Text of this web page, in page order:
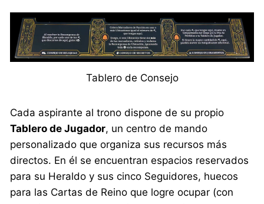
Tablero de Consejo
Cada aspirante al trono dispone de su propio
Tablero de Jugador, un centro de mando
personalizado que organiza sus recursos más
directos. En él se encuentran espacios reservados
para su Heraldo y sus cinco Seguidores, huecos
para las Cartas de Reino que logre ocupar (con